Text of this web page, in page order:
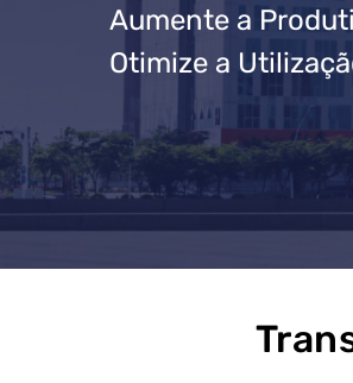
Aumente a
Otimize a